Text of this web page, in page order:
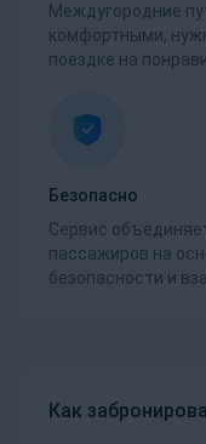
Междугородние
комфортными,
поездке на
Безопасно
Сервис
пассажиров на
безопасности и
Как